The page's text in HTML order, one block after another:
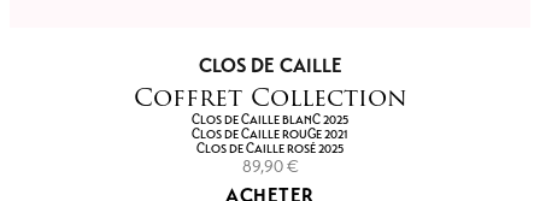
CLOS DE CAILLE
Coffret Collection
CLOS DE CAILLE BLANC 2025
CLOS DE CAILLE ROUGE 2021
CLOS DE CAILLE ROSÉ 2025
89,90€
ACHETER